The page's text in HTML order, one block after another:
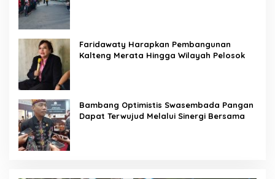
Faridawaty Harapkan Pembangunan
Kalteng Merata Hingga Wilayah Pelosok
Bambang Optimistis Swasembada Pangan
Dapat Terwujud Melalui Sinergi Bersama